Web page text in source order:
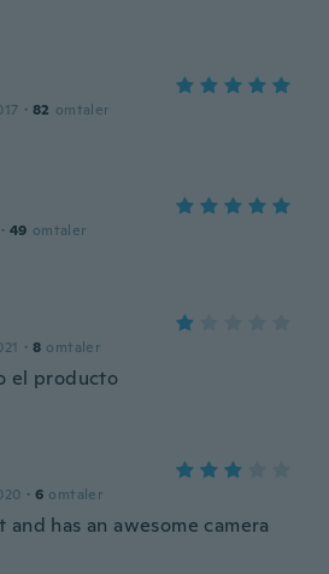
· 82 omtaler
· 49 omtaler
· 8 omtaler
el producto
· 6 omtaler
has an awesome camera